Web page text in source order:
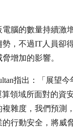
腦的數量持續激
，不過IT人員卻
增加的影響。
指出：「展望
領域所面對的資
雜度，我們預測
行動安全，將威